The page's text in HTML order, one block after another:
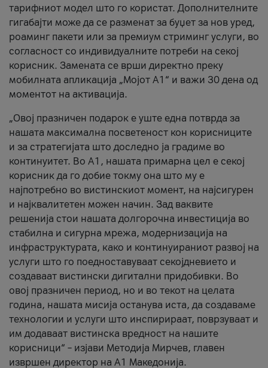
тарифниот модел што го користат. Дополнителните
гигабајти може да се разменат за буџет за нов уред,
роаминг пакети или за премиум стриминг услуги, во
согласност со индивидуалните потреби на секој
корисник. Замената се врши директно преку
мобилната апликација „Мојот А1“ и важи 30 дена од
моментот на активација.
„Овој празничен подарок е уште една потврда за
нашата максимална посветеност кон корисниците
и за стратегијата што доследно ја градиме во
континуитет. Во А1, нашата примарна цел е секој
корисник да го добие токму она што му е
најпотребно во вистинскиот момент, на најсигурен
и најквалитетен можен начин. Зад ваквите
решенија стои нашата долгорочна инвестиција во
стабилна и сигурна мрежа, модернизација на
инфраструктурата, како и континуираниот развој на
услуги што го поедноставуваат секојдневието и
создаваат вистински дигитални придобивки. Во
овој празничен период, но и во текот на целата
година, нашата мисија останува иста, да создаваме
технологии и услуги што инспирираат, поврзуваат и
им додаваат вистинска вредност на нашите
корисници“ – изјави Методија Мирчев, главен
извршен директор на А1 Македонија.